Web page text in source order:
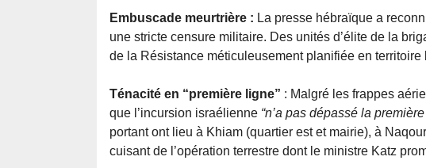
Embuscade meurtrière : La presse hébraïque a
une stricte censure militaire. Des unités d’élite de la
de la Résistance méticuleusement planifiée en
Ténacité en “première ligne” : Malgré les frappes
que l’incursion israélienne “n’a pas dépassé la
portant ont lieu à Khiam (quartier est et mairie), à
cuisant de l’opération terrestre dont le ministre Katz